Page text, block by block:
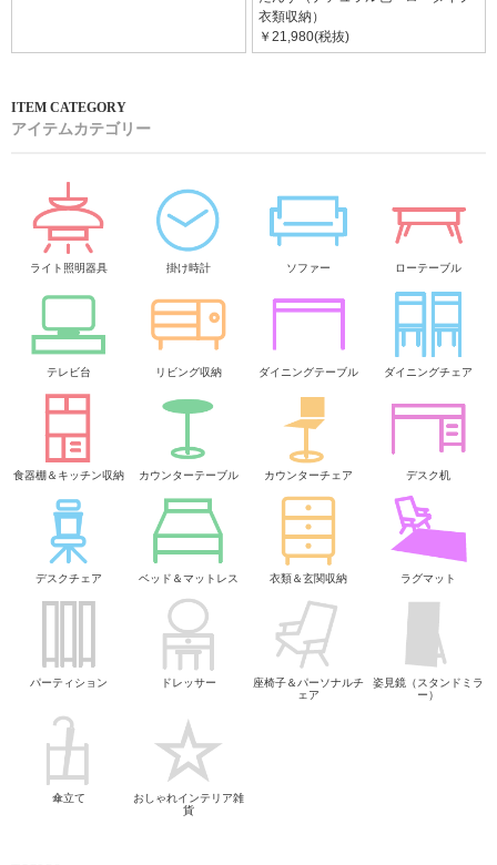
衣類収納）
￥21,980(税抜)
アイテムカテゴリー
ライト照明器具 掛け時計 ソファー ローテーブル
テレビ台 リビング収納 ダイニングテーブル ダイニングチェア
食器棚＆キッチン収納 カウンターテーブル カウンターチェア デスク机
デスクチェア ベッド＆マットレス 衣類＆玄関収納 ラグマット
パーティション ドレッサー
座椅子＆パーソナルチ
ェア
姿見鏡（スタンドミラ
ー）
傘立て
おしゃれインテリア雑
貨